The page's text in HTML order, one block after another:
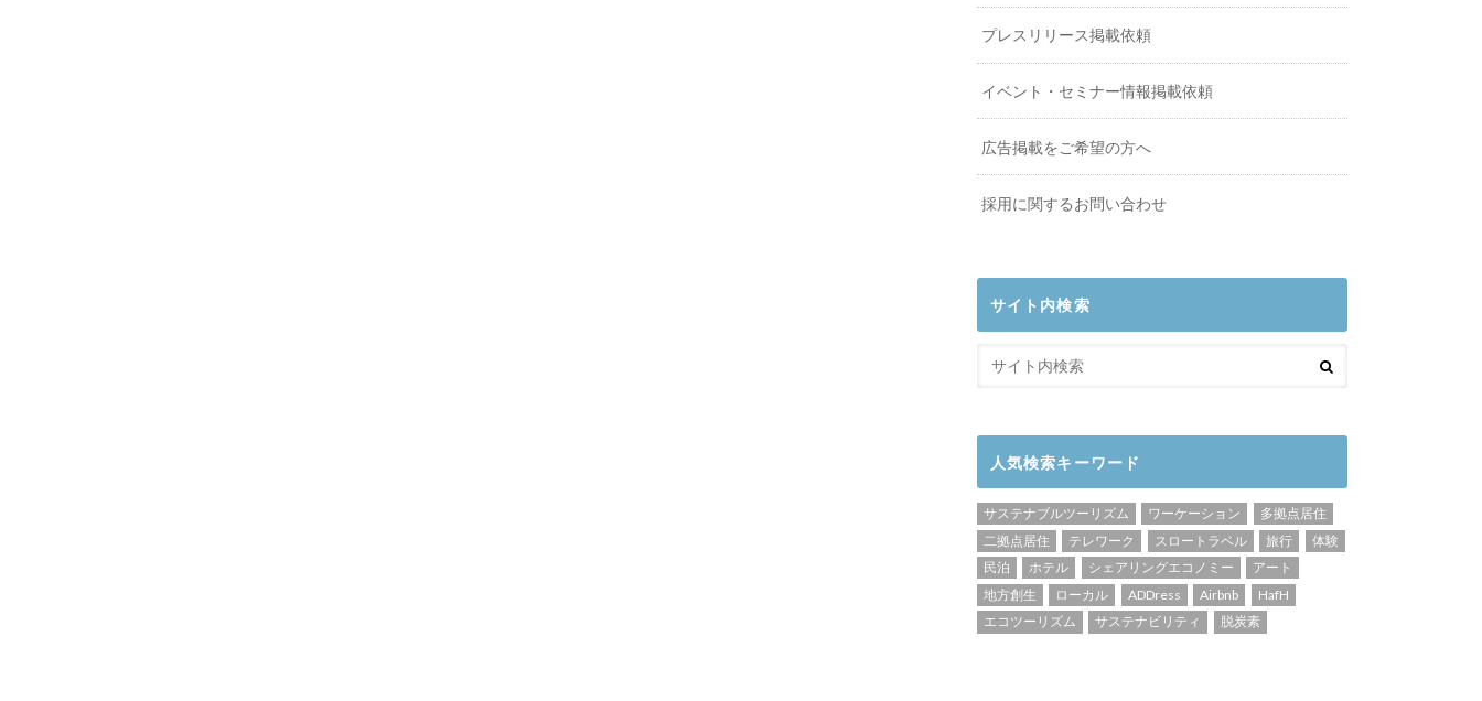
プレスリリース掲載依頼
イベント・セミナー情報掲載依頼
広告掲載をご希望の方へ
採用に関するお問い合わせ
サイト内検索
人気検索キーワード
サステナブルツーリズム ワーケーション
多拠点居住
二拠点居住
テレワーク スロートラベル 旅行
体験
民泊
ホテル シェアリングエコノミー
アート
地方創生
ローカル ADDress Airbnb
HafH
エコツーリズム
サステナビリティ 脱炭素